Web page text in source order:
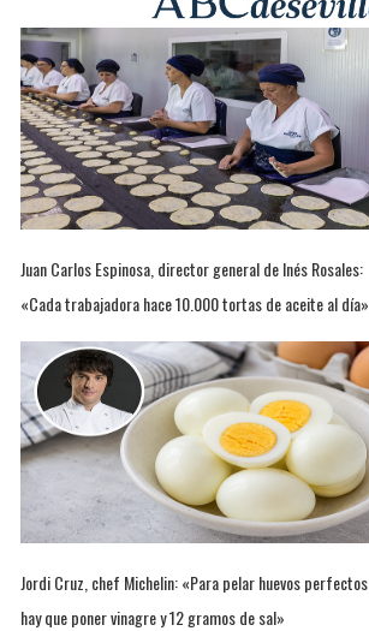
Juan Carlos Espinosa, director general de Inés Rosales:
«Cada trabajadora hace 10.000 tortas de aceite al día»
Jordi Cruz, chef Michelin: «Para pelar huevos perfectos
hay que poner vinagre y 12 gramos de sal»